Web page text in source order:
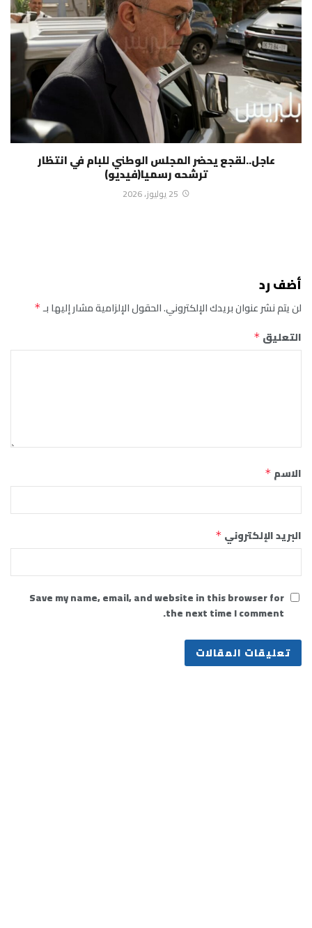
عاجل..لقجع يحضر المجلس الوطني للبام في انتظار
ترشحه رسميا(فيديو)
25 يوليوز، 2026
أضف رد
لن يتم نشر عنوان بريدك الإلكتروني.الحقول الإلزامية مشار إليها بـ*
التعليق *
الاسم *
البريد الإلكتروني *
Save my name, email, and website in this browser for
the next time I comment.